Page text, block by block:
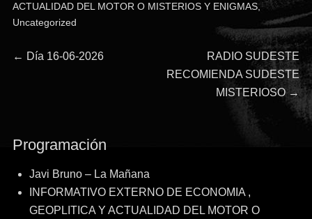
ACTUALIDAD DEL MOTOR O MISTERIOS Y ENIGMAS,
Uncategorized
Navegación
← Entrada
Día 16-06-2026
Entrada
siguiente:
RADIO SUDESTE
RECOMIENDA SUDESTE
MISTERIOSO →
Programación
Javi Bruno – La Mañana
INFORMATIVO EXTERNO DE ECONOMIA ,
GEOPLITICA Y ACTUALIDAD DEL MOTOR O